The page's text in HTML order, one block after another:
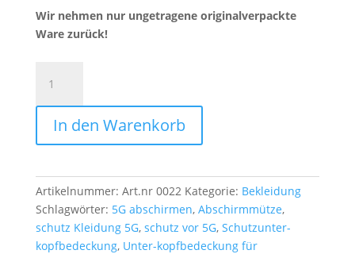
Wir nehmen nur ungetragene originalverpackte
Ware zurück!
Kopfbedeckung
Arvin
MengeIn den Warenkorb
Artikelnummer: Art.nr 0022 Kategorie: Bekleidung
Schlagwörter: 5G abschirmen, Abschirmmütze,
schutz Kleidung 5G, schutz vor 5G, Schutzunter-
kopfbedeckung, Unter-kopfbedeckung für